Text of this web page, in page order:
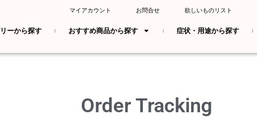
マイアカウント お問合せ 欲しいものリスト
ーから探す おすすめ商品から探す 症状・用途から探す
Order Tracking